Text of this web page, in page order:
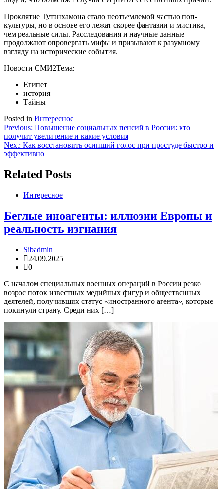
Проклятие Тутанхамона стало неотъемлемой частью поп-
культуры, но в основе его лежат скорее фантазии и мистика,
чем реальные силы. Расследования и научные данные
продолжают опровергать мифы и призывают к разумному
взгляду на исторические события.
Новости СМИ2Тема:
Египет
история
Тайны
Posted in Интересное
Навигация
по
записям
Previous: Повышение социальных пенсий в России: кто
получит увеличение и какие условия
Next: Как восстановить осипший голос при простуде быстро и
эффективно
Related Posts
Интересное
Беглые иноагенты: иллюзии Европы и
реальность изгнания
Sibadmin
24.09.2025
0
С началом специальных военных операций в России резко
возрос поток известных медийных фигур и общественных
деятелей, получивших статус «иностранного агента», которые
покинули страну. Среди них […]